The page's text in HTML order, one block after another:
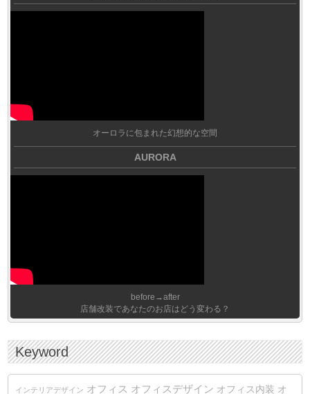
オーロラに包まれた幻想的な空間
AURORA
before→after
店舗改装であなたのお店はどう変わる？
Keyword
インテリアデザイン オフィス オフィスデザイン オフィス内装 オ